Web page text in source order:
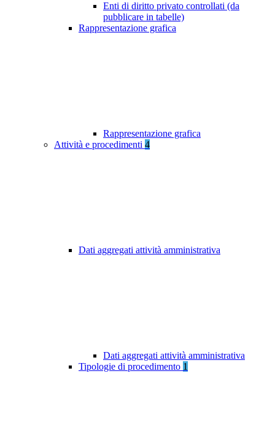
Enti di diritto privato controllati (da
pubblicare in tabelle)
Rappresentazione grafica
Rappresentazione grafica
Attività e procedimenti 4
Dati aggregati attività amministrativa
Dati aggregati attività amministrativa
Tipologie di procedimento 1